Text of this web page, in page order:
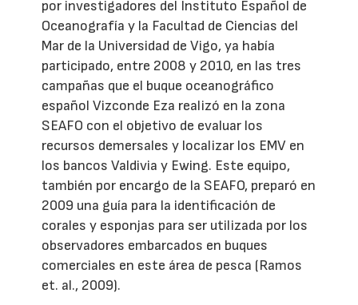
por investigadores del Instituto Español de
Oceanografía y la Facultad de Ciencias del
Mar de la Universidad de Vigo, ya había
participado, entre 2008 y 2010, en las tres
campañas que el buque oceanográfico
español Vizconde Eza realizó en la zona
SEAFO con el objetivo de evaluar los
recursos demersales y localizar los EMV en
los bancos Valdivia y Ewing. Este equipo,
también por encargo de la SEAFO, preparó en
2009 una guía para la identificación de
corales y esponjas para ser utilizada por los
observadores embarcados en buques
comerciales en este área de pesca (Ramos
et. al., 2009).